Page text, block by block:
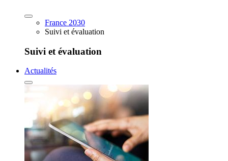
France 2030
Suivi et évaluation
Suivi et évaluation
Actualités